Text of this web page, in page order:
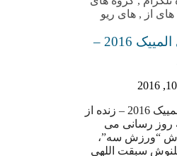
های از , های ریو
تلگرام های المییک 2016 –
تلگرام های المییک 2016 – زنده از
روز رسانی می
“ورزش سه”،
سبقت اللهی